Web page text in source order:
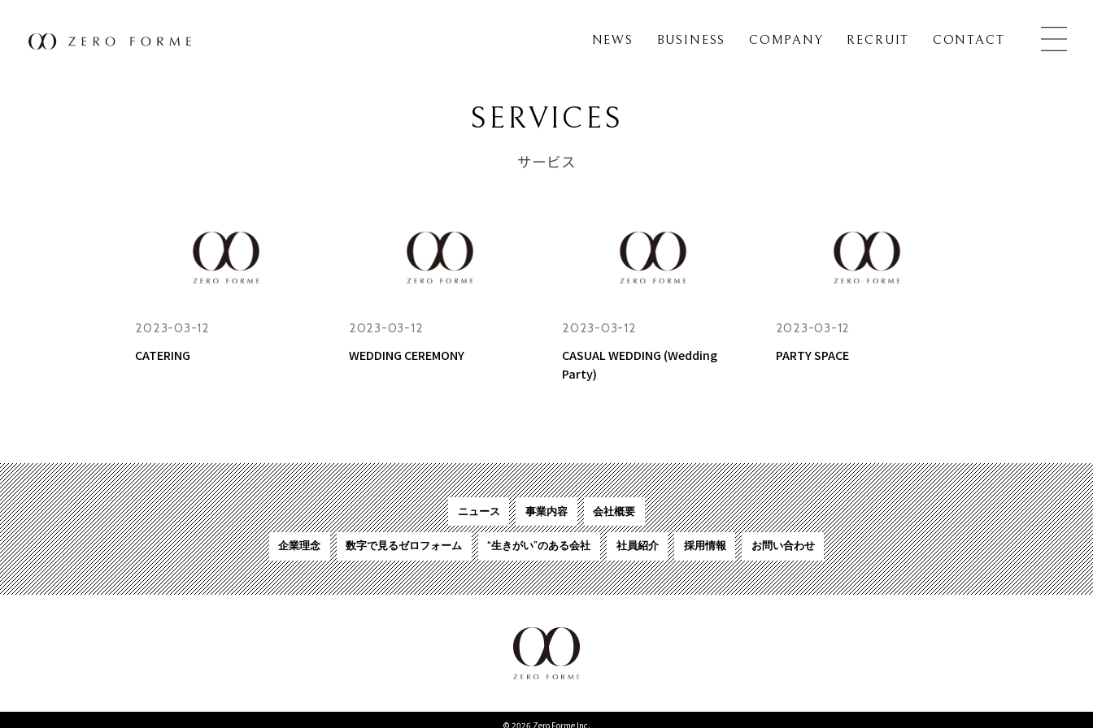
NEWS BUSINESS COMPANY RECRUIT CONTACT
SERVICES
サービス
2023-03-12
CATERING
2023-03-12
WEDDING CEREMONY
2023-03-12
CASUAL WEDDING (Wedding
Party)
2023-03-12
PARTY SPACE
ニュース 事業内容 会社概要
企業理念 数字で見るゼロフォーム “生きがい”のある会社 社員紹介 採用情報 お問い合わせ
© 2026 Zero Forme Inc.